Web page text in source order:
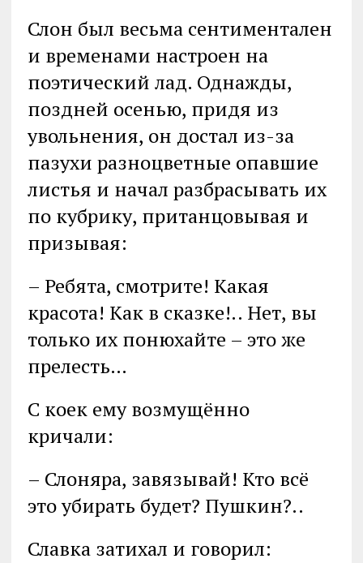
Слон был весьма сентиментален
и временами настроен на
поэтический лад. Однажды,
поздней осенью, придя из
увольнения, он достал из-за
пазухи разноцветные опавшие
листья и начал разбрасывать их
по кубрику, пританцовывая и
призывая:
– Ребята, смотрите! Какая
красота! Как в сказке!.. Нет, вы
только их понюхайте – это же
прелесть…
С коек ему возмущённо
кричали:
– Слоняра, завязывай! Кто всё
это убирать будет? Пушкин?..
Славка затихал и говорил: